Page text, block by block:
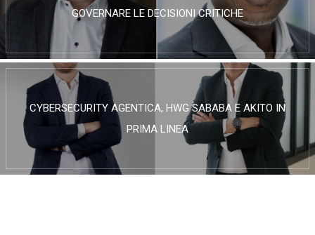
GOVERNARE LE DECISIONI CRITICHE
CYBERSECURITY AGENTICA, HWG SABABA E AKITO IN
PRIMA LINEA